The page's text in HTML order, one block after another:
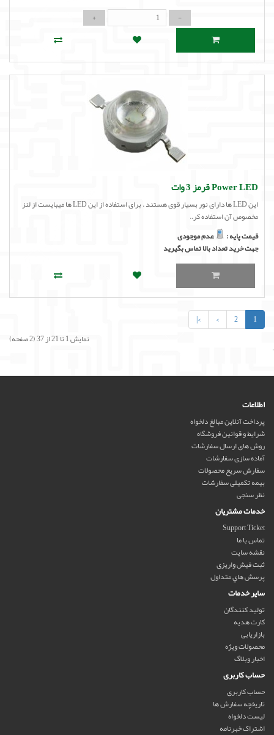
Power LED قرمز 3 وات
این LED ها دارای نور بسیار قوی هستند . برای استفاده از این LED ها میبایست از لنز
مخصوص آن استفاده کر..
قیمت پایه :
عدم موجودی
جهت خرید تعداد بالا تماس بگیرید
1
2
>
>|
نمایش 1 تا 21 از 37 (2 صفحه)
'
اطلاعات
پرداخت آنلاین مبالغ دلخواه
شرایط و قوانین فروشگاه
روش های ارسال سفارشات
آماده سازی سفارشات
سفارش سریع محصولات
بیمه تکمیلی سفارشات
نظر سنجی
خدمات مشتریان
Support Ticket
تماس با ما
نقشه سایت
ثبت فیش واریزی
پرسش هاي متداول
سایر خدمات
تولید کنندگان
کارت هدیه
بازاریابی
محصولات ویژه
اخبار وبلاگ
حساب کاربری
حساب کاربری
تاریخچه سفارش ها
لیست دلخواه
اشتراک خبرنامه